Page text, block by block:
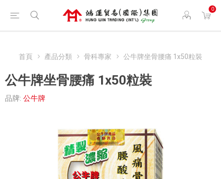
0
首頁 產品分類 骨科專家 公牛牌坐骨腰痛 1x50粒裝
公牛牌坐骨腰痛 1x50粒裝
品牌: 公牛牌